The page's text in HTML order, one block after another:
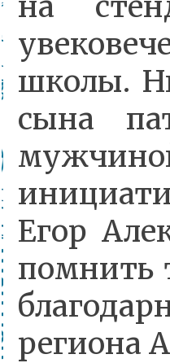
школы.
сына
Егор
помнить
региона